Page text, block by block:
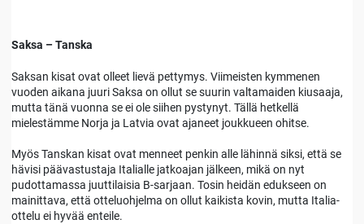
Saksa – Tanska
Saksan kisat ovat olleet lievä pettymys. Viimeisten kymmenen
vuoden aikana juuri Saksa on ollut se suurin valtamaiden kiusaaja,
mutta tänä vuonna se ei ole siihen pystynyt. Tällä hetkellä
mielestämme Norja ja Latvia ovat ajaneet joukkueen ohitse.
Myös Tanskan kisat ovat menneet penkin alle lähinnä siksi, että se
hävisi päävastustaja Italialle jatkoajan jälkeen, mikä on nyt
pudottamassa juuttilaisia B-sarjaan. Tosin heidän edukseen on
mainittava, että otteluohjelma on ollut kaikista kovin, mutta Italia-
ottelu ei hyvää enteile.